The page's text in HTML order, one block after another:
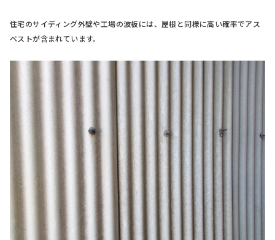
住宅のサイディング外壁や工場の波板には、屋根と同様に高い確率でアス
ベストが含まれています。